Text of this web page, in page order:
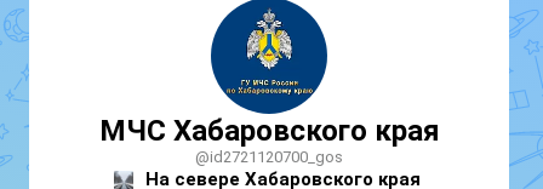
МЧС Хабаровского края
@id2721120700_gos
На севере Хабаровского края